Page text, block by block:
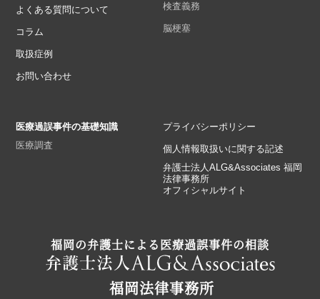
よくある質問について
コラム
取扱症例
お問い合わせ
検査義務
脳梗塞
医療過誤事件の基礎知識
医療調査
プライバシーポリシー
個人情報取扱いに関する記述
弁護士法人ALG&Associates 福岡
法律事務所
オフィシャルサイト
福岡の弁護士による医療過誤事件の相談
福岡法律事務所